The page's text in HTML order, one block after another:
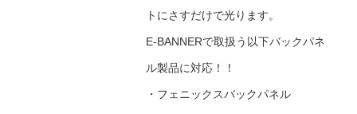
トにさすだけで光ります。
E-BANNERで取扱う以下バックパネ
ル製品に対応！！
・フェニックスバックパネル